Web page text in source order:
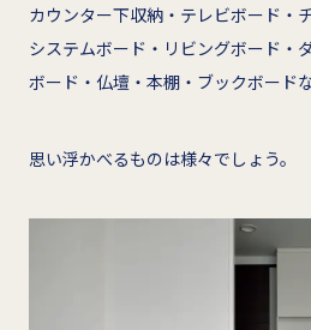
カウンター下収納・テレビボード・
システムボード・リビングボード・
ボード・仏壇・本棚・ブックボードな
思い浮かべるものは様々でしょう。